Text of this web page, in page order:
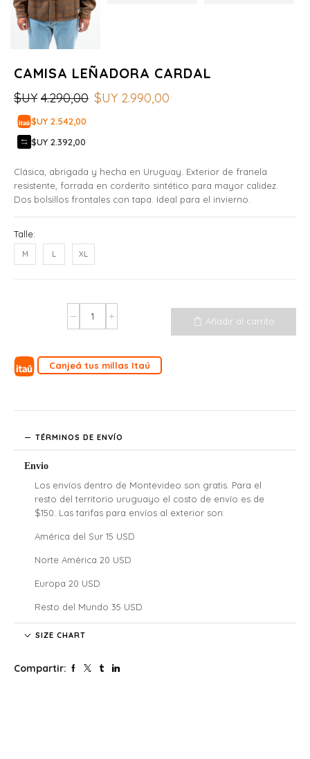
CAMISA LEÑADORA CARDAL
$UY 4.290,00 $UY 2.990,00
$UY 2.542,00
$UY 2.392,00
Clásica, abrigada y hecha en Uruguay. Exterior de franela
resistente, forrada en corderito sintético para mayor calidez.
Dos bolsillos frontales con tapa. Ideal para el invierno.
Talle:
M L XL
Añadir al carrito
Canjeá tus millas Itaú
TÉRMINOS DE ENVÍO
Envio
Los envíos dentro de Montevideo son gratis. Para el
resto del territorio uruguayo el costo de envío es de
$150. Las tarifas para envíos al exterior son:
América del Sur 15 USD
Norte América 20 USD
Europa 20 USD
Resto del Mundo 35 USD
Denali no se hace responsable por las regulaciones
responsables por los costos y atrasos que estos puedan
SIZE CHART
Compartir: